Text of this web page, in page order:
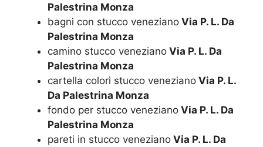
Palestrina Monza
bagni con stucco veneziano Via P. L. Da
Palestrina Monza
camino stucco veneziano Via P. L. Da
Palestrina Monza
cartella colori stucco veneziano Via P. L.
Da Palestrina Monza
fondo per stucco veneziano Via P. L. Da
Palestrina Monza
pareti in stucco veneziano Via P. L. Da